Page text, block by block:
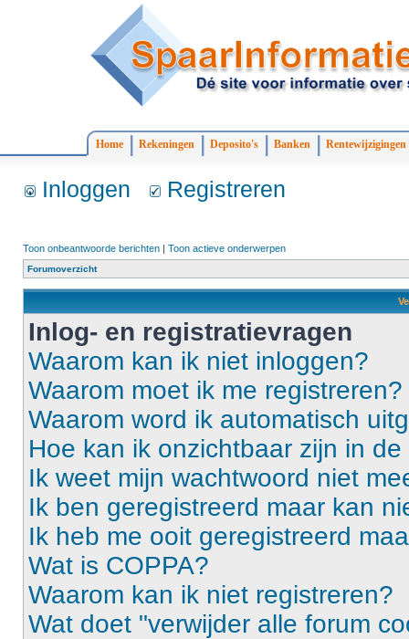
Home Rekeningen Deposito's Banken Rentewijzigingen
Inloggen Registreren
Toon onbeantwoorde berichten | Toon actieve onderwerpen
Forumoverzicht
Inlog- en registratievragen
Waarom kan ik niet inloggen?
Waarom moet ik me registreren?
Waarom word ik automatisch
Hoe kan ik onzichtbaar zijn in
Ik weet mijn wachtwoord niet
Ik ben geregistreerd maar kan
Ik heb me ooit geregistreerd
Wat is COPPA?
Waarom kan ik niet registreren?
Wat doet "verwijder alle forum